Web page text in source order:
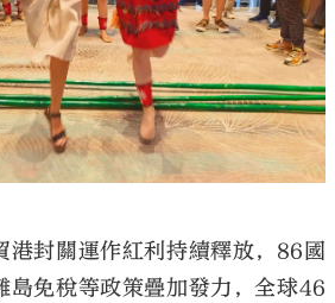
港封關運作紅利持續釋放，86國
島免稅等政策疊加發力，全球46